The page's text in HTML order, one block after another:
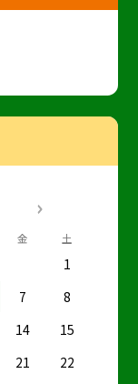
金 土
1
7
8
14
15
21
22